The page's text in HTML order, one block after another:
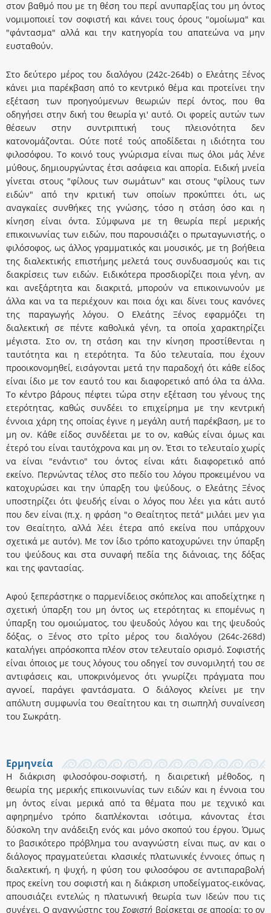
στον βαθμό που με τη θέση του περί ανυπαρξίας του μη όντος
νομιμοποιεί τον σοφιστή και κάνει τους όρους "ομοίωμα" και
"φάντασμα" αλλά και την κατηγορία του απατεώνα να μην
ευσταθούν.
Στο δεύτερο μέρος του διαλόγου (242c-264b) ο Ελεάτης Ξένος
κάνει μια παρέκβαση από το κεντρικό θέμα και προτείνει την
εξέταση των προηγούμενων θεωριών περί όντος, που θα
οδηγήσει στην δική του θεωρία γι' αυτό. Οι φορείς αυτών των
θέσεων στην συντριπτική τους πλειονότητα δεν
κατονομάζονται. Ούτε ποτέ τούς αποδίδεται η ιδιότητα του
φιλοσόφου. Το κοινό τους γνώρισμα είναι πως όλοι μάς λένε
μύθους, δημιουργώντας έτσι ασάφεια και απορία. Ειδική μνεία
γίνεται στους "φίλους των σωμάτων" και στους "φίλους των
ειδών" από την κριτική των οποίων προκύπτει ότι, ως
αναγκαίες συνθήκες της γνώσης, τόσο η στάση όσο και η
κίνηση είναι όντα. Σύμφωνα με τη θεωρία περί μερικής
επικοινωνίας των ειδών, που παρουσιάζει ο πρωταγωνιστής, ο
φιλόσοφος, ως άλλος γραμματικός και μουσικός, με τη βοήθεια
της διαλεκτικής επιστήμης μελετά τους συνδυασμούς και τις
διακρίσεις των ειδών. Ειδικότερα προσδιορίζει ποια γένη, αν
και ανεξάρτητα και διακριτά, μπορούν να επικοινωνούν με
άλλα και να τα περιέχουν και ποια όχι και δίνει τους κανόνες
της παραγωγής λόγου. Ο Ελεάτης Ξένος εφαρμόζει τη
διαλεκτική σε πέντε καθολικά γένη, τα οποία χαρακτηρίζει
μέγιστα. Στο ον, τη στάση και την κίνηση προστίθενται η
ταυτότητα και η ετερότητα. Τα δύο τελευταία, που έχουν
προοικονομηθεί, εισάγονται μετά την παραδοχή ότι κάθε είδος
είναι ίδιο με τον εαυτό του και διαφορετικό από όλα τα άλλα.
Το κέντρο βάρους πέφτει τώρα στην εξέταση του γένους της
ετερότητας, καθώς συνδέει το επιχείρημα με την κεντρική
έννοια χάρη της οποίας έγινε η μεγάλη αυτή παρέκβαση, με το
μη ον. Κάθε είδος συνδέεται με το ον, καθώς είναι όμως και
έτερό του είναι ταυτόχρονα και μη ον. Έτσι το τελευταίο χωρίς
να είναι "ενάντιο" του όντος είναι κάτι διαφορετικό από
εκείνο. Περνώντας τέλος στο πεδίο του λόγου προκειμένου να
κατοχυρώσει και την ύπαρξη του ψεύδους, ο Ελεάτης Ξένος
υποστηρίζει ότι ψευδής είναι ο λόγος που λέει για κάτι αυτό
που δεν είναι (π.χ. η φράση "ο Θεαίτητος πετά" μιλάει μεν για
τον Θεαίτητο, αλλά λέει έτερα από εκείνα που υπάρχουν
σχετικά με αυτόν). Με τον ίδιο τρόπο κατοχυρώνει την ύπαρξη
του ψεύδους και στα συναφή πεδία της διάνοιας, της δόξας
και της φαντασίας.
Αφού ξεπεράστηκε ο παρμενίδειος σκόπελος και αποδείχτηκε η
σχετική ύπαρξη του μη όντος ως ετερότητας κι επομένως η
ύπαρξη του ομοιώματος, του ψευδούς λόγου και της ψευδούς
δόξας, ο Ξένος στο τρίτο μέρος του διαλόγου (264c-268d)
καταλήγει απρόσκοπτα πλέον στον τελευταίο ορισμό. Σοφιστής
είναι όποιος με τους λόγους του οδηγεί τον συνομιλητή του σε
αντιφάσεις και, υποκρινόμενος ότι γνωρίζει πράγματα που
αγνοεί, παράγει φαντάσματα. Ο διάλογος κλείνει με την
απόλυτη συμφωνία του Θεαίτητου και τη σιωπηλή συναίνεση
του Σωκράτη.
Ερμηνεία
Η διάκριση φιλοσόφου-σοφιστή, η διαιρετική μέθοδος, η
θεωρία της μερικής επικοινωνίας των ειδών και η έννοια του
μη όντος είναι μερικά από τα θέματα που με τεχνικό και
αφηρημένο τρόπο διαπλέκονται ισότιμα, κάνοντας έτσι
δύσκολη την ανάδειξη ενός και μόνο σκοπού του έργου. Όμως
το βασικότερο πρόβλημα του αναγνώστη είναι πως, αν και ο
διάλογος πραγματεύεται κλασικές πλατωνικές έννοιες όπως η
διαλεκτική, η ψυχή, η φύση του φιλοσόφου σε αντιπαραβολή
προς εκείνη του σοφιστή και η διάκριση υποδείγματος-εικόνας,
απουσιάζει εντελώς η πλατωνική θεωρία των Ιδεών που τις
συνέχει. Ο αναγνώστης τουΣοφιστή βρίσκεται σε απορία: το ον